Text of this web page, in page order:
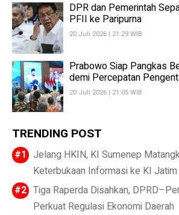
DPR dan Pemerintah
PFII ke Paripurna
20 Juli 2026 | 21:29 WIB
Prabowo Siap Pangkas
demi Percepatan
20 Juli 2026 | 21:05 WIB
TRENDING POST
Jelang HKIN, KI Sumenep
Keterbukaan Informasi ke KI Jatim
Tiga Raperda Disahkan,
Perkuat Regulasi Ekonomi Daerah